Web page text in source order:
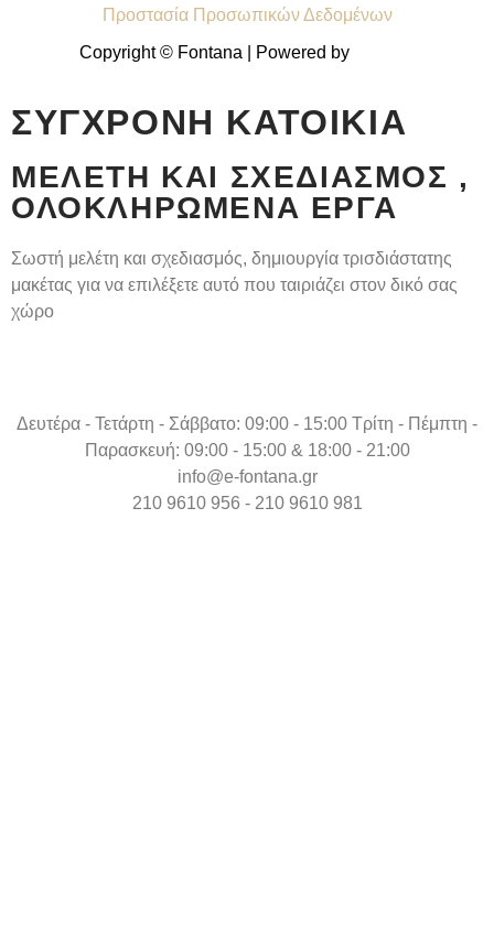
Προστασία Προσωπικών Δεδομένων
Copyright © Fontana | Powered by
ΣΎΓΧΡΟΝΗ ΚΑΤΟΙΚΊΑ
ΜΕΛΈΤΗ ΚΑΙ ΣΧΕΔΙΑΣΜΌΣ ,
ΟΛΟΚΛΗΡΩΜΈΝΑ ΈΡΓΑ
Σωστή μελέτη και σχεδιασμός, δημιουργία τρισδιάστατης
μακέτας για να επιλέξετε αυτό που ταιριάζει στον δικό σας
χώρο
Δευτέρα - Τετάρτη - Σάββατο: 09:00 - 15:00 Τρίτη - Πέμπτη -
Παρασκευή: 09:00 - 15:00 & 18:00 - 21:00
info@e-fontana.gr
210 9610 956 - 210 9610 981